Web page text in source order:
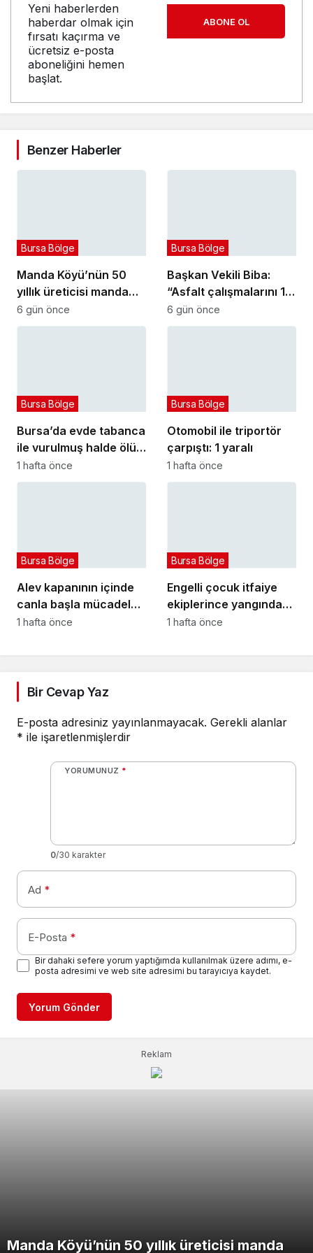
Yeni haberlerden
haberdar olmak için
fırsatı kaçırma ve
ücretsiz e-posta
aboneliğini hemen
başlat.
ABONE OL
Benzer Haberler
Manda Köyü’nün 50
yıllık üreticisi manda
sucuğu ve yoğurduyla
fark oluşturdu
Bursa Bölge
6 gün önce
Başkan Vekili Biba:
“Asfalt çalışmalarını 12
kat artırdık”
Bursa Bölge
6 gün önce
Bursa’da evde tabanca
ile vurulmuş halde ölü
bulundu
Bursa Bölge
1 hafta önce
Otomobil ile triportör
çarpıştı: 1 yaralı
Bursa Bölge
1 hafta önce
Alev kapanının içinde
canla başla mücadele
ettiler:
Bursa Bölge
1 hafta önce
Engelli çocuk itfaiye
ekiplerince yangından
kurtarıldı
Bursa Bölge
1 hafta önce
Bir Cevap Yaz
E-posta adresiniz yayınlanmayacak. Gerekli alanlar
* ile işaretlenmişlerdir
YORUMUNUZ *
0/30 karakter
Ad *
E-Posta *
Bir dahaki sefere yorum yaptığımda kullanılmak üzere adımı, e-
posta adresimi ve web site adresimi bu tarayıcıya kaydet.
Yorum Gönder
Reklam
Manda Köyü’nün 50 yıllık üreticisi manda
Cumhurbaşkanı Erdoğan duyurdu: Kiralık
Başkan Vekili Biba: “Asfalt çalışmalarını 12
Bursa’da evde tabanca ile vurulmuş halde
Alev kapanının içinde canla başla mücadele
Engelli çocuk itfaiye ekiplerince yangından
Minikler Güreş Türkiye Şampiyonası’na
Dirençli Bursa için güçlü bir veri altyapısı